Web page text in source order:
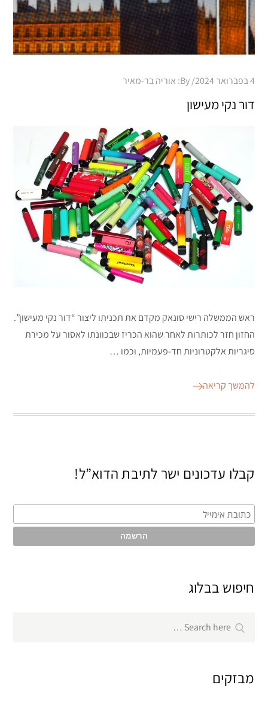
Posted
4 בפברואר 2024 By: אוריה בר-מאיר
דור נקי מעישון
ראש הממשלה רישי סונאק מקדם את תכניתו ליצור “דור נקי מעישון”.
החזון חזר לכותרות לאחר שהוא הכריז שבכוונתו לאסור על מכירת
סיגריות אלקטרוניות חד-פעמיות, וכמו …
להמשך קריאה
קבלו עדכונים ישר לתיבת הדוא”ל!
חיפוש בבלוג
for:
Search
מבזקים